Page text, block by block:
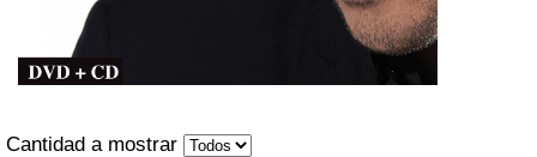
Cantidad a mostrar